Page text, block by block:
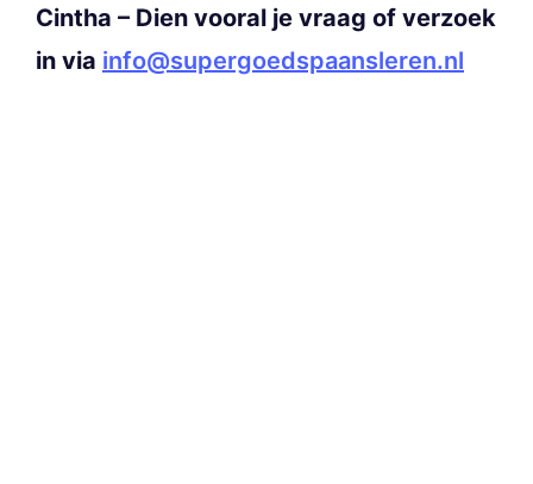
Cintha – Dien vooral je vraag of verzoek
in via info@supergoedspaansleren.nl